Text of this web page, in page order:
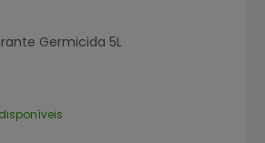
Germicida 5L